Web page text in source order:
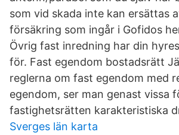
som vid skada inte kan ersättas
försäkring som ingår i Gofidos
Övrig fast inredning har din
för. Fast egendom bostadsrätt
reglerna om fast egendom med
egendom, ser man genast vissa
fastighetsrätten karakteristiska
Sverges län karta